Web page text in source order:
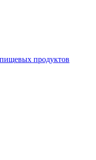
продуктов